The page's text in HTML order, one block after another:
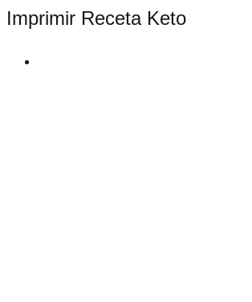
Imprimir Receta Keto